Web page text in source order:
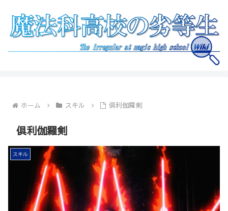
ホーム スキル 俱利伽羅剣
俱利伽羅剣
スキル